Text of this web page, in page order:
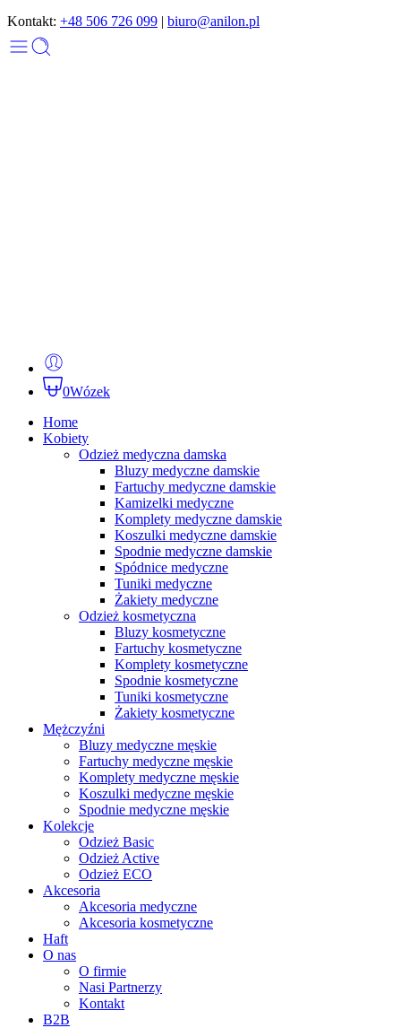
Kontakt: +48 506 726 099 | biuro@anilon.pl
0Wózek
Home
Kobiety
Odzież medyczna damska
Bluzy medyczne damskie
Fartuchy medyczne damskie
Kamizelki medyczne
Komplety medyczne damskie
Koszulki medyczne damskie
Spodnie medyczne damskie
Spódnice medyczne
Tuniki medyczne
Żakiety medyczne
Odzież kosmetyczna
Bluzy kosmetyczne
Fartuchy kosmetyczne
Komplety kosmetyczne
Spodnie kosmetyczne
Tuniki kosmetyczne
Żakiety kosmetyczne
Mężczyźni
Bluzy medyczne męskie
Fartuchy medyczne męskie
Komplety medyczne męskie
Koszulki medyczne męskie
Spodnie medyczne męskie
Kolekcje
Odzież Basic
Odzież Active
Odzież ECO
Akcesoria
Akcesoria medyczne
Akcesoria kosmetyczne
Haft
O nas
O firmie
Nasi Partnerzy
Kontakt
B2B